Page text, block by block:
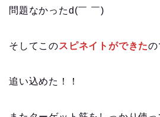
問題なかったd(￣ ￣)
そしてこのスピネイトができたの
追い込めた！！